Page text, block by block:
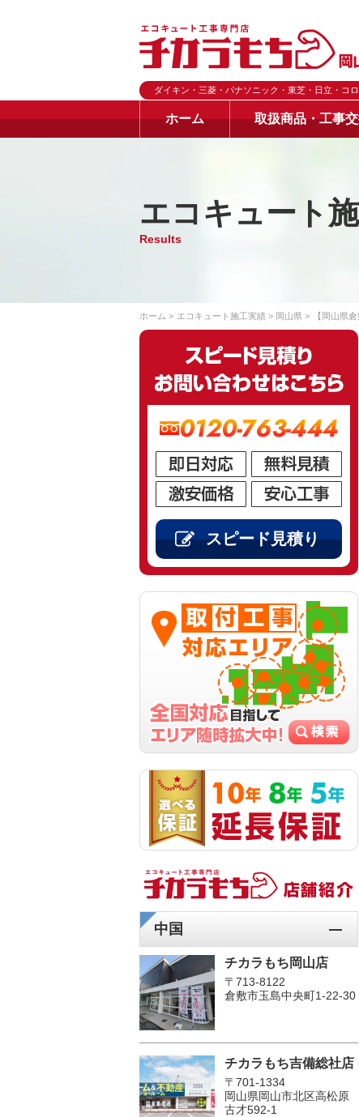
ダイキン・三菱・パナソニック・東芝・日立・コ
ホーム 取扱商品・工事
エコキュート
Results
ホーム エコキュート施工実績 岡山県 【岡山県
0120-763-444
スピード見積り
中国
チカラもち岡山店
〒713-8122
倉敷市玉島中央町1-22-30
チカラもち吉備総社店
〒701-1334
岡山県岡山市北区高松原
古才592-1